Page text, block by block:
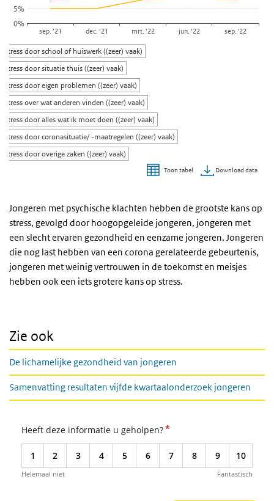
0%
5%
sep. ’21 dec. ’21 mrt. ’22 jun. ‘22 sep. '22
Stress door school of huiswerk ((zeer) vaak)
Stress door situatie thuis ((zeer) vaak)
Stress door eigen problemen ((zeer) vaak)
Stress over wat anderen vinden ((zeer) vaak)
Stress door alles wat ik moet doen ((zeer) vaak)
Stress door coronasituatie/ -maatregelen ((zeer) vaak)
Stress door overige zaken ((zeer) vaak)
Toon tabel Download data
Jongeren met psychische klachten hebben de grootste kans op
stress, gevolgd door hoogopgeleide jongeren, jongeren met
een slecht ervaren gezondheid en eenzame jongeren. Jongeren
die nog last hebben van een corona gerelateerde gebeurtenis,
jongeren met weinig vertrouwen in de toekomst en meisjes
hebben ook een iets grotere kans op stress.
Zie ook
De lichamelijke gezondheid van jongeren
Samenvatting resultaten vijfde kwartaalonderzoek jongeren
Heeft deze informatie u geholpen?*
1 2 3 4 5 6 7 8 9 10
Helemaal niet Fantastisch